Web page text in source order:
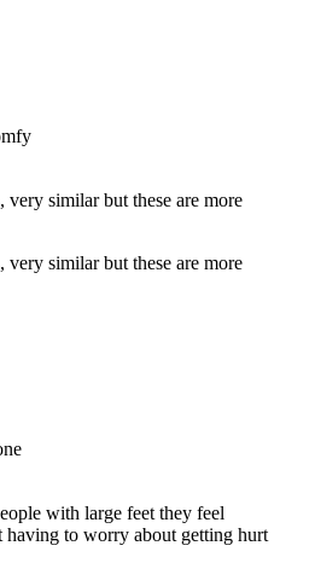
very similar but these are more
very similar but these are more
with large feet they feel
having to worry about getting hurt